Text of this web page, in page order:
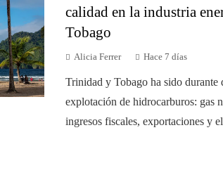
calidad en la industria
Tobago
Alicia Ferrer Hace 7 días
Trinidad y Tobago ha sido durante
explotación de hidrocarburos: gas
ingresos fiscales, exportaciones y